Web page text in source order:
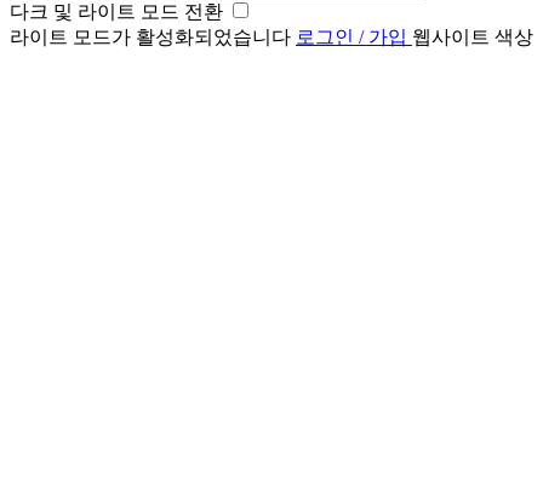
다크 및 라이트 모드 전환
라이트 모드가 활성화되었습니다 로그인 / 가입 웹사이트 색상